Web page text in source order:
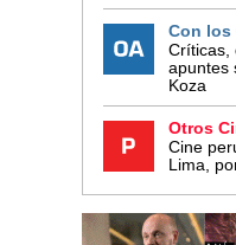
Con los
Críticas,
apuntes
Koza
Otros
Cine
Lima,